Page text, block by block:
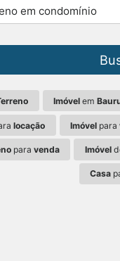
em condomínio
Imóvelem
locação Imóvelpara
paravenda Imóvel
Casa